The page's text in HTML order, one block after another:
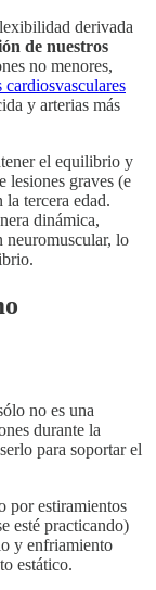
derivada
de nuestros
no menores,
cardiosvasculares
y arterias más
el equilibrio y
lesiones graves (e
tercera edad.
dinámica,
neuromuscular, lo
no es una
durante la
para soportar el
por estiramientos
esté practicando)
y enfriamiento
estático.